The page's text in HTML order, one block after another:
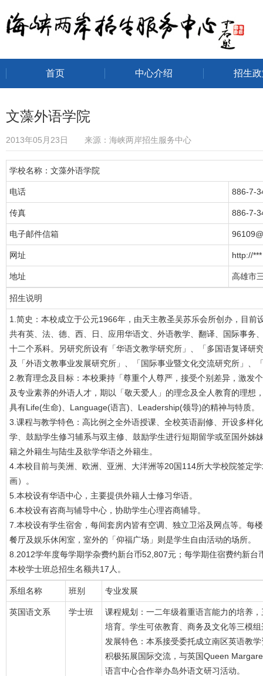
海峡两岸招生服务中心
首页 中心介绍 招生
文藻外语学院
2013年05月23日 来源：海峡两岸招生服务中心
学校名称：文藻外语学院
电话 886-7-
传真 886-7-
电子邮件信箱
网址 http://***
地址 高雄市
招生说明
1.简史：本校成立于公元1966年，由天主教圣吴苏乐会所创办，目
共有英、法、德、西、日、应用华语文、外语教学、翻译、国际事务
十二个系科。另研究所设有「华语文教学研究所」、「多国语复译研
及「外语文教事业发展研究所」、「国际事业暨文化交流研究所」、
2.教育理念及目标：本校秉持「尊重个人尊严，接受个别差异，激发
及专业素养的外语人才，期以「敬天爱人」的理念及全人教育的理想
具有Life(生命)、Language(语言)、Leadership(领导)的精神与特质。
3.课程与教学特色：高比例之全外语授课、全校英语副修、开设多样
学、鼓励学生修习辅系与双主修、鼓励学生进行短期留学或至国外姊
籍之外籍生与陆生及欲学华语之外籍生。
4.本校目前与美洲、欧洲、亚洲、大洋洲等20国114所大学校院签定
画）。
5.本校设有华语中心，主要提供外籍人士修习华语。
6.本校设有咨商与辅导中心，协助学生心理咨商辅导。
7.本校设有学生宿舍，每间套房内皆有空调、独立卫浴及网点等。每
餐厅及娱乐休闲室，室外的「仰福广场」则是学生自由活动的场所。
8.2012学年度每学期学杂费约新台币52,807元；每学期住宿费约新
本校学士班总招生名额共17人。
系组名称 班别 专业发展
英国语文系 学士班
课程规划：一二年级着重语言能力的培养
培育。学生可依教育、商务及文化等三模
发展特色：本系接受委托成立南区英语教
积极拓展国际交流，与英国Queen
语言中心合作举办岛外语文研习活动。